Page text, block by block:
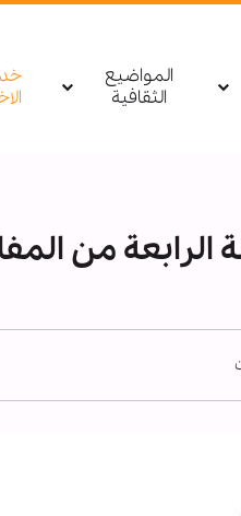
المواضيع
الثقافية
الرابعة من